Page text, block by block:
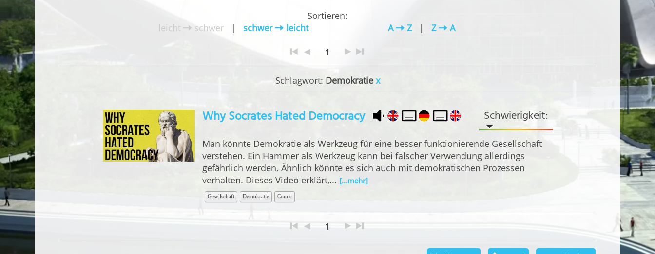
Sortieren:
leicht
schwer | schwer leicht A Z | Z
A
1
Schlagwort: Demokratie x
Why Socrates Hated Democracy Schwierigkeit:
Man könnte Demokratie als Werkzeug für eine besser funktionierende Gesellschaft
verstehen. Ein Hammer als Werkzeug kann bei falscher Verwendung allerdings
gefährlich werden. Ähnlich könnte es sich auch mit demokratischen Prozessen
verhalten. Dieses Video erklärt,... [...mehr]
Gesellschaft Demokratie Comic
1